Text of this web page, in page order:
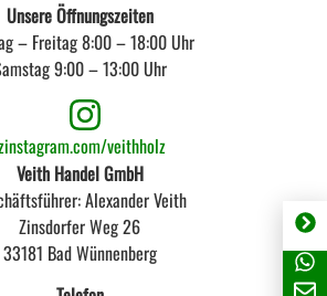
Veith Handel GmbH
Alexander Veith
Zinsdorfer Weg 26
33181 Bad Wünnenberg
Unsere Öffnungszeiten
– Freitag 8:00 – 18:00 Uhr
9:00 – 13:00 Uhr
instagram.com/veithholz